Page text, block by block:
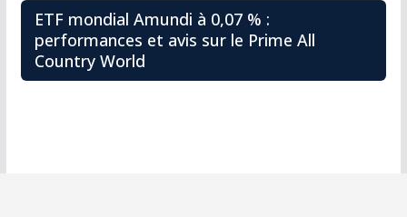
ETF mondial Amundi à 0,07 % :
performances et avis sur le Prime All
Country World